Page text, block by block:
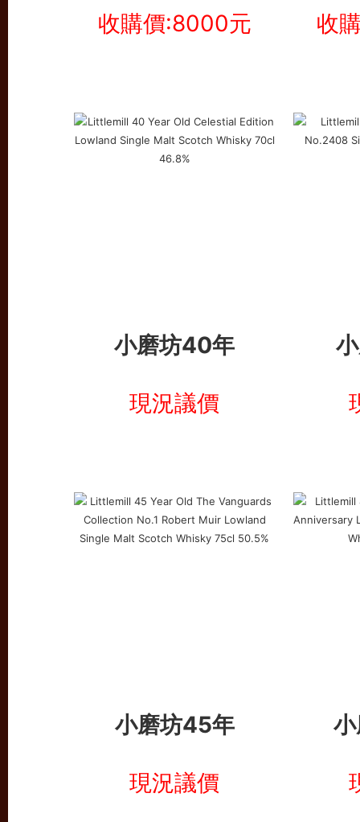
收購價:8000元 收
小磨坊40年
現況議價
小磨坊45年
現況議價